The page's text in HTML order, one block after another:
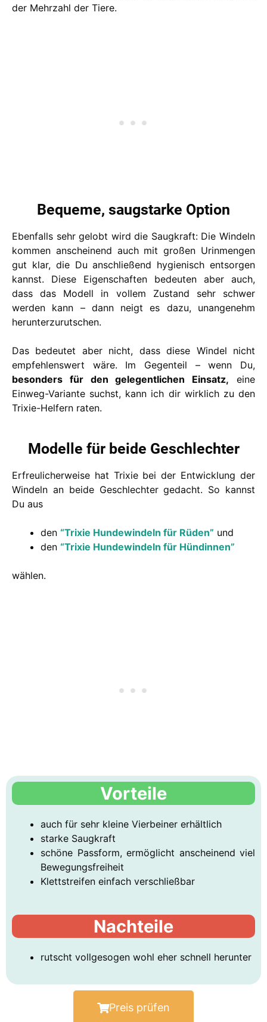
der Mehrzahl der Tiere.
Bequeme, saugstarke Option
Ebenfalls sehr gelobt wird die Saugkraft: Die Windeln
kommen anscheinend auch mit großen Urinmengen
gut klar, die Du anschließend hygienisch entsorgen
kannst. Diese Eigenschaften bedeuten aber auch,
dass das Modell in vollem Zustand sehr schwer
werden kann – dann neigt es dazu, unangenehm
herunterzurutschen.
Das bedeutet aber nicht, dass diese Windel nicht
empfehlenswert wäre. Im Gegenteil – wenn Du,
besonders für den gelegentlichen Einsatz, eine
Einweg-Variante suchst, kann ich dir wirklich zu den
Trixie-Helfern raten.
Modelle für beide Geschlechter
Erfreulicherweise hat Trixie bei der Entwicklung der
Windeln an beide Geschlechter gedacht. So kannst
Du aus
den “Trixie Hundewindeln für Rüden” und
den “Trixie Hundewindeln für Hündinnen”
wählen.
Vorteile
auch für sehr kleine Vierbeiner erhältlich
starke Saugkraft
schöne Passform, ermöglicht anscheinend viel
Bewegungsfreiheit
Klettstreifen einfach verschließbar
Nachteile
rutscht vollgesogen wohl eher schnell herunter
Preis prüfen